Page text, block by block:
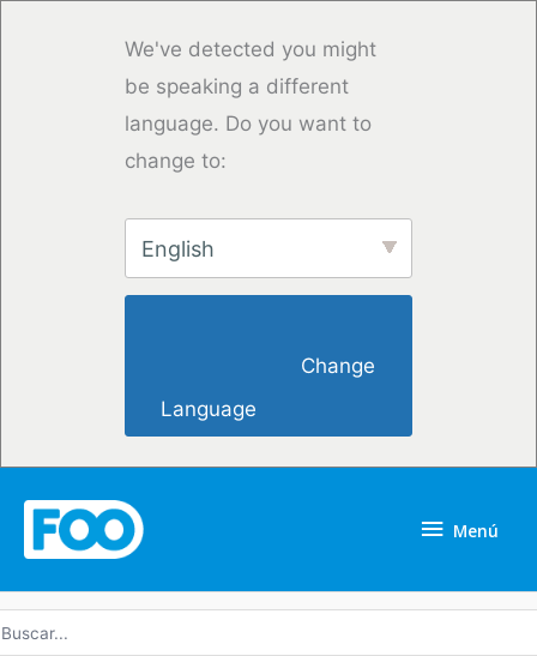
We've detected you might
be speaking a different
language. Do you want to
change to:
English
Language
Menú